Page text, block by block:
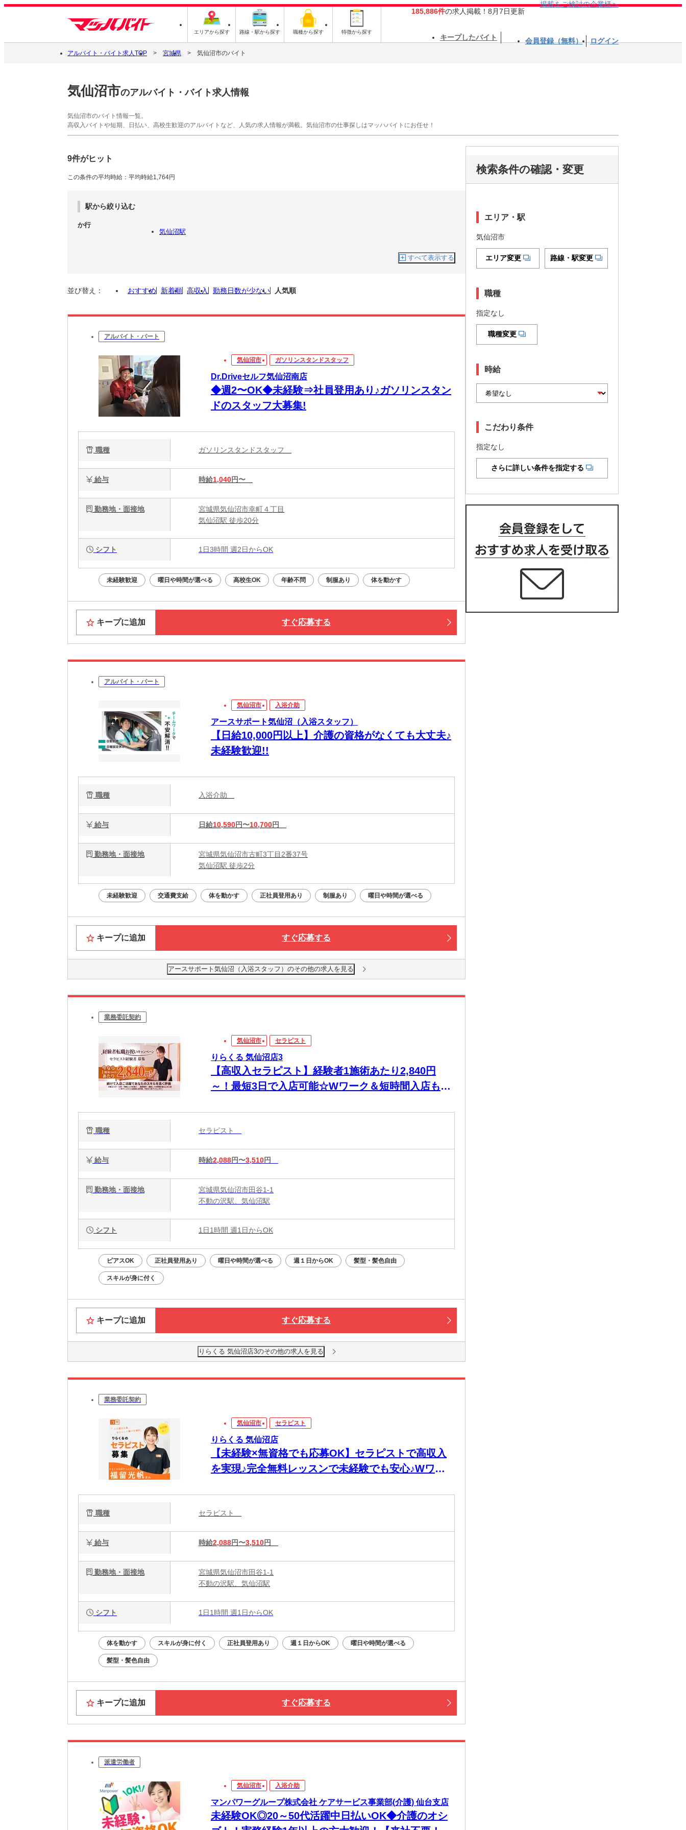
エリアから探す 路線・駅から探す 職種から探す 特徴から探す
185,886件の求人掲載！8月7日更新
掲載をご検討の企業様へ
キープしたバイト 会員登録（無料） ログイン
アルバイト・バイト求人TOP 宮城県 気仙沼市のバイト
気仙沼市のアルバイト・バイト求人情報
気仙沼市のバイト情報一覧。
高収入バイトや短期、日払い、高校生歓迎のアルバイトなど、人気の求人情報が満載。気仙沼市の仕事探しはマッハバイトにお任せ！
9件がヒット
この条件の平均時給：平均時給1,764円
駅から絞り込む
か行
気仙沼駅
すべて表示する
並び替え： おすすめ 新着順 高収入 勤務日数が少ない 人気順
アルバイト・パート
気仙沼市 ガソリンスタンドスタッフ
Dr.Driveセルフ気仙沼南店
◆週2〜OK◆未経験⇒社員登用あり♪ガソリンスタン
ドのスタッフ大募集!
職種 ガソリンスタンドスタッフ
給与 時給1,040円〜
勤務地・面接地
宮城県気仙沼市幸町４丁目
気仙沼駅 徒歩20分
シフト 1日3時間 週2日からOK
未経験歓迎 曜日や時間が選べる 高校生OK 年齢不問 制服あり 体を動かす
キープに追加 すぐ応募する
アルバイト・パート
気仙沼市 入浴介助
アースサポート気仙沼（入浴スタッフ）
【日給10,000円以上】介護の資格がなくても大丈夫♪
未経験歓迎!!
職種 入浴介助
給与 日給10,590円〜10,700円
勤務地・面接地
宮城県気仙沼市古町3丁目2番37号
気仙沼駅 徒歩2分
未経験歓迎 交通費支給 体を動かす 正社員登用あり 制服あり 曜日や時間が選べる
キープに追加 すぐ応募する
アースサポート気仙沼（入浴スタッフ）のその他の求人を見る
業務委託契約
気仙沼市 セラピスト
りらくる 気仙沼店3
【高収入セラピスト】経験者1施術あたり2,840円
～！最短3日で入店可能☆Wワーク＆短時間入店も
職種 セラピスト
給与 時給2,088円〜3,510円
勤務地・面接地
宮城県気仙沼市田谷1-1
不動の沢駅、気仙沼駅
シフト 1日1時間 週1日からOK
ピアスOK 正社員登用あり 曜日や時間が選べる 週１日からOK 髪型・髪色自由
スキルが身に付く
キープに追加 すぐ応募する
りらくる 気仙沼店3のその他の求人を見る
業務委託契約
気仙沼市 セラピスト
りらくる 気仙沼店
【未経験×無資格でも応募OK】セラピストで高収入
を実現♪完全無料レッスンで未経験でも安心♪Wワー
職種 セラピスト
給与 時給2,088円〜3,510円
勤務地・面接地
宮城県気仙沼市田谷1-1
不動の沢駅、気仙沼駅
シフト 1日1時間 週1日からOK
体を動かす スキルが身に付く 正社員登用あり 週１日からOK 曜日や時間が選べる
髪型・髪色自由
キープに追加 すぐ応募する
派遣労働者
気仙沼市 入浴介助
マンパワーグループ株式会社 ケアサービス事業部(介護) 仙台支店
未経験OK◎20～50代活躍中日払いOK◆介護のオシ
検索条件の確認・変更
エリア・駅
気仙沼市
エリア変更 路線・駅変更
職種
指定なし
職種変更
時給
こだわり条件
指定なし
さらに詳しい条件を指定する